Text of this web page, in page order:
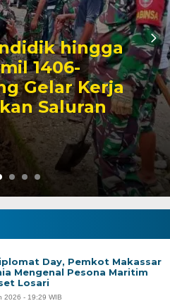
Triwulan
Capai 49
Rp130
Day, Pemkot Makassar
Mengenal Pesona Maritim
Losari
2026 - 19:29 WIB